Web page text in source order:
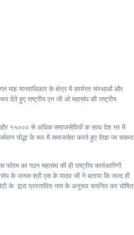
माह मानवाधिकार के क्षेत्र में कार्यरत संस्थाओं और
देते हुए राष्ट्रीय एन जी ओ महासंघ की राष्ट्रीय
१५००० से अधिक समाजसेवियों क साथ देश भर में
योद्धा के रूप में समाजसेवा करते हुए देखा जा सकता
का गठन महासंघ की ही राष्ट्रीय कार्यकारिणी
के जनक श्री एस के यादव जी ने बताया कि जल्द ही
के द्वारा प्रस्तावित नाम के अनुरूप चयनित कर घोषित